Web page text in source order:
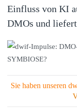
Einfluss von KI
DMOs und
Sie haben unseren